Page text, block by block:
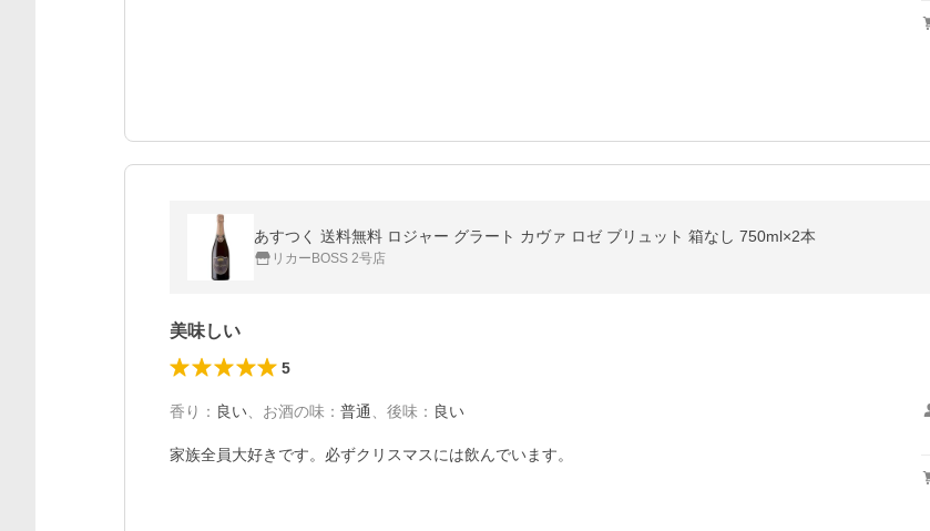
あすつく 送料無料 ロジャー グラート カヴァ ロゼ ブリュット 箱なし 750ml×2本
リカーBOSS 2号店
美味しい
5
香り ： 良い お酒の味 ： 普通 後味 ： 良い
家族全員大好きです。必ずクリスマスには飲んでいます。